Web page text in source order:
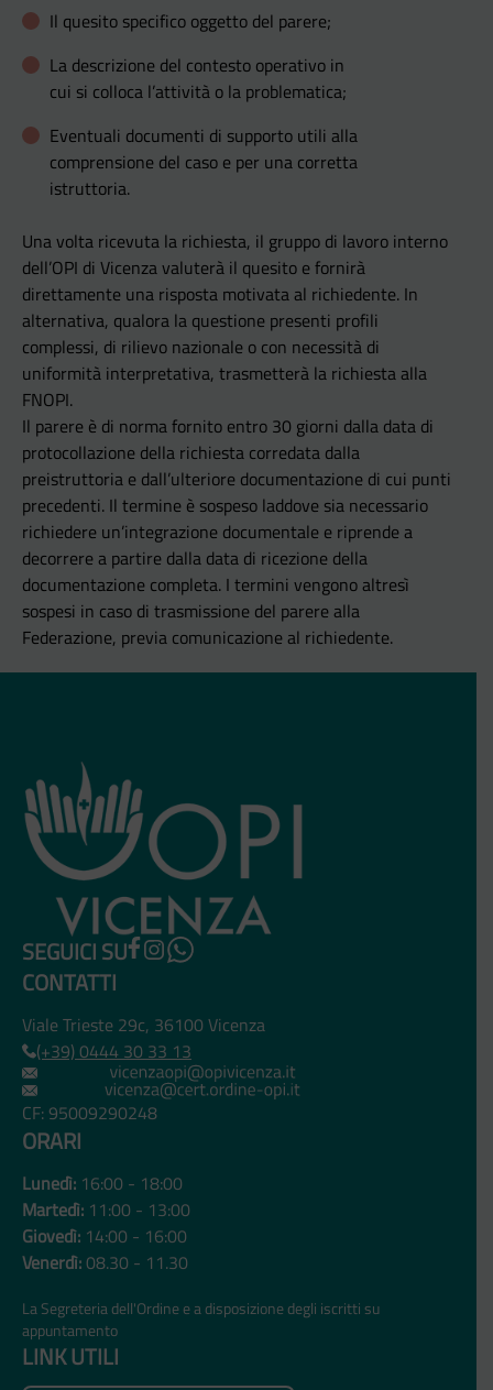
Il quesito specifico oggetto del parere;
La descrizione del contesto operativo in
cui si colloca l’attività o la problematica;
Eventuali documenti di supporto utili alla
comprensione del caso e per una corretta
istruttoria.
Una volta ricevuta la richiesta, il gruppo di lavoro interno
dell’OPI di Vicenza valuterà il quesito e fornirà
direttamente una risposta motivata al richiedente. In
alternativa, qualora la questione presenti profili
complessi, di rilievo nazionale o con necessità di
uniformità interpretativa, trasmetterà la richiesta alla
FNOPI.
Il parere è di norma fornito entro 30 giorni dalla data di
protocollazione della richiesta corredata dalla
preistruttoria e dall’ulteriore documentazione di cui punti
precedenti. Il termine è sospeso laddove sia necessario
richiedere un’integrazione documentale e riprende a
decorrere a partire dalla data di ricezione della
documentazione completa. I termini vengono altresì
sospesi in caso di trasmissione del parere alla
Federazione, previa comunicazione al richiedente.
SEGUICI SU
CONTATTI
Viale Trieste 29c, 36100 Vicenza
(+39) 0444 30 33 13
CF: 95009290248
ORARI
Lunedì: 16:00 - 18:00
Martedì: 11:00 - 13:00
Giovedì: 14:00 - 16:00
Venerdì:08.30 - 11.30
La Segreteria dell'Ordine e a disposizione degli iscritti su
appuntamento
LINK UTILI